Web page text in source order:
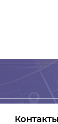
Контакты